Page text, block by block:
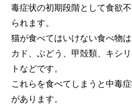
毒症状の初期段階として食欲
られます。
猫が食べてはいけない食べ物
カド、ぶどう、甲殻類、キシ
トなどです。
これらを食べてしまうと中毒
があります。